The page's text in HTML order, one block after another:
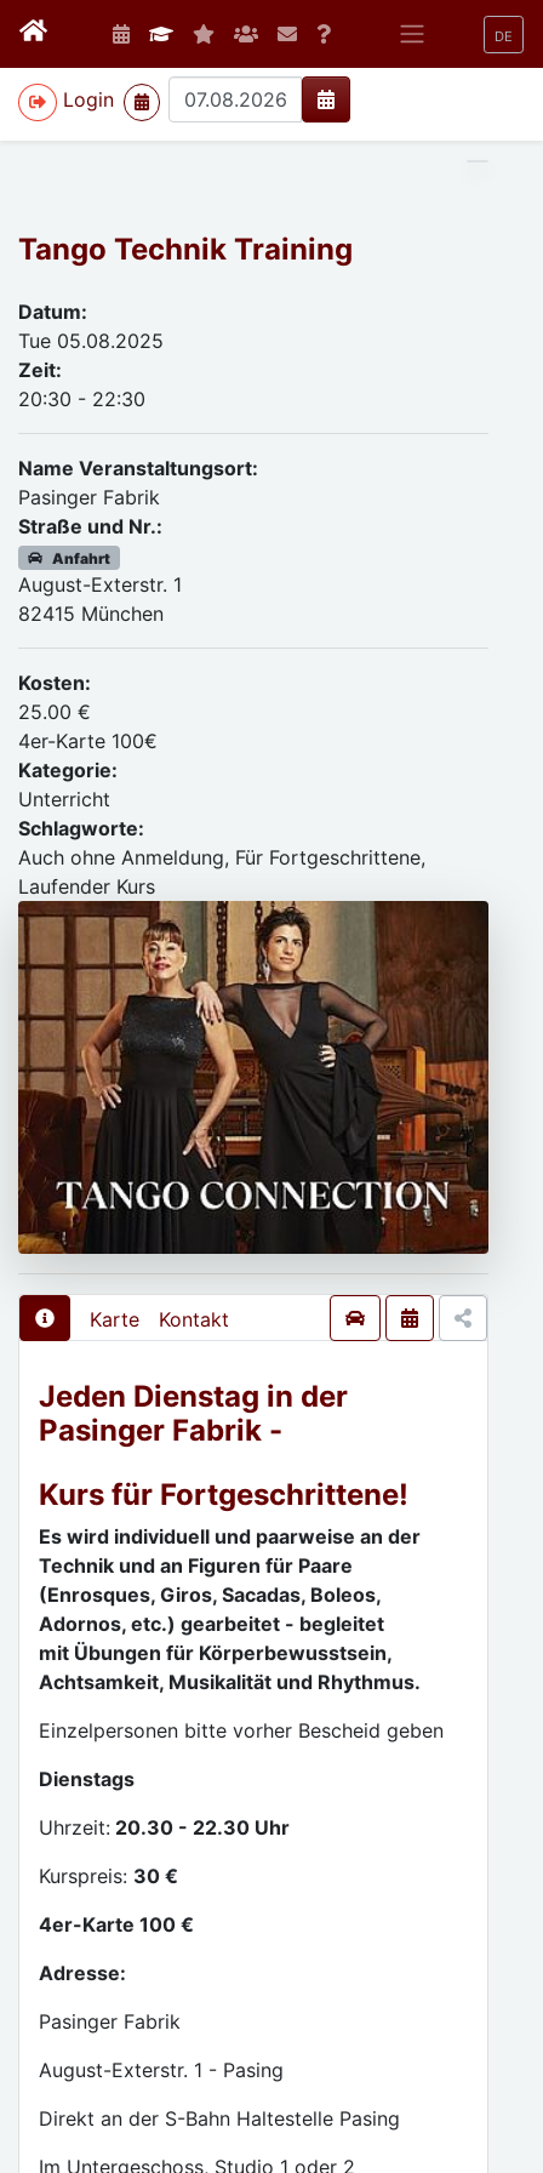
DE
Login
>
Tango Technik Training
Datum:
Tue 05.08.2025
Zeit:
20:30 - 22:30
Name Veranstaltungsort:
Pasinger Fabrik
Straße und Nr.:
Anfahrt
August-Exterstr. 1
82415 München
Kosten:
25.00 €
4er-Karte 100€
Kategorie:
Unterricht
Schlagworte:
Auch ohne Anmeldung, Für Fortgeschrittene,
Laufender Kurs
Karte Kontakt
Jeden Dienstag in der
Pasinger Fabrik -
Kurs für Fortgeschrittene!
Es wird individuell und paarweise an der
Technik und an Figuren für Paare
(Enrosques, Giros, Sacadas, Boleos,
Adornos, etc.) gearbeitet - begleitet
mit Übungen für Körperbewusstsein,
Achtsamkeit, Musikalität und Rhythmus.
Einzelpersonen bitte vorher Bescheid geben
Dienstags
Uhrzeit: 20.30 - 22.30 Uhr
Kurspreis: 30 €
4er-Karte 100 €
Adresse:
Pasinger Fabrik
August-Exterstr. 1 - Pasing
Direkt an der S-Bahn Haltestelle Pasing
Im Untergeschoss, Studio 1 oder 2